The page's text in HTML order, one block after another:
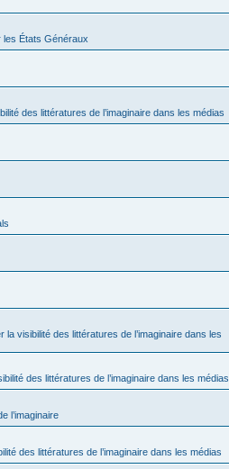
les États Généraux
des littératures de l’imaginaire dans les médias
la visibilité des littératures de l’imaginaire dans les
des littératures de l’imaginaire dans les médias
l’imaginaire
des littératures de l’imaginaire dans les médias